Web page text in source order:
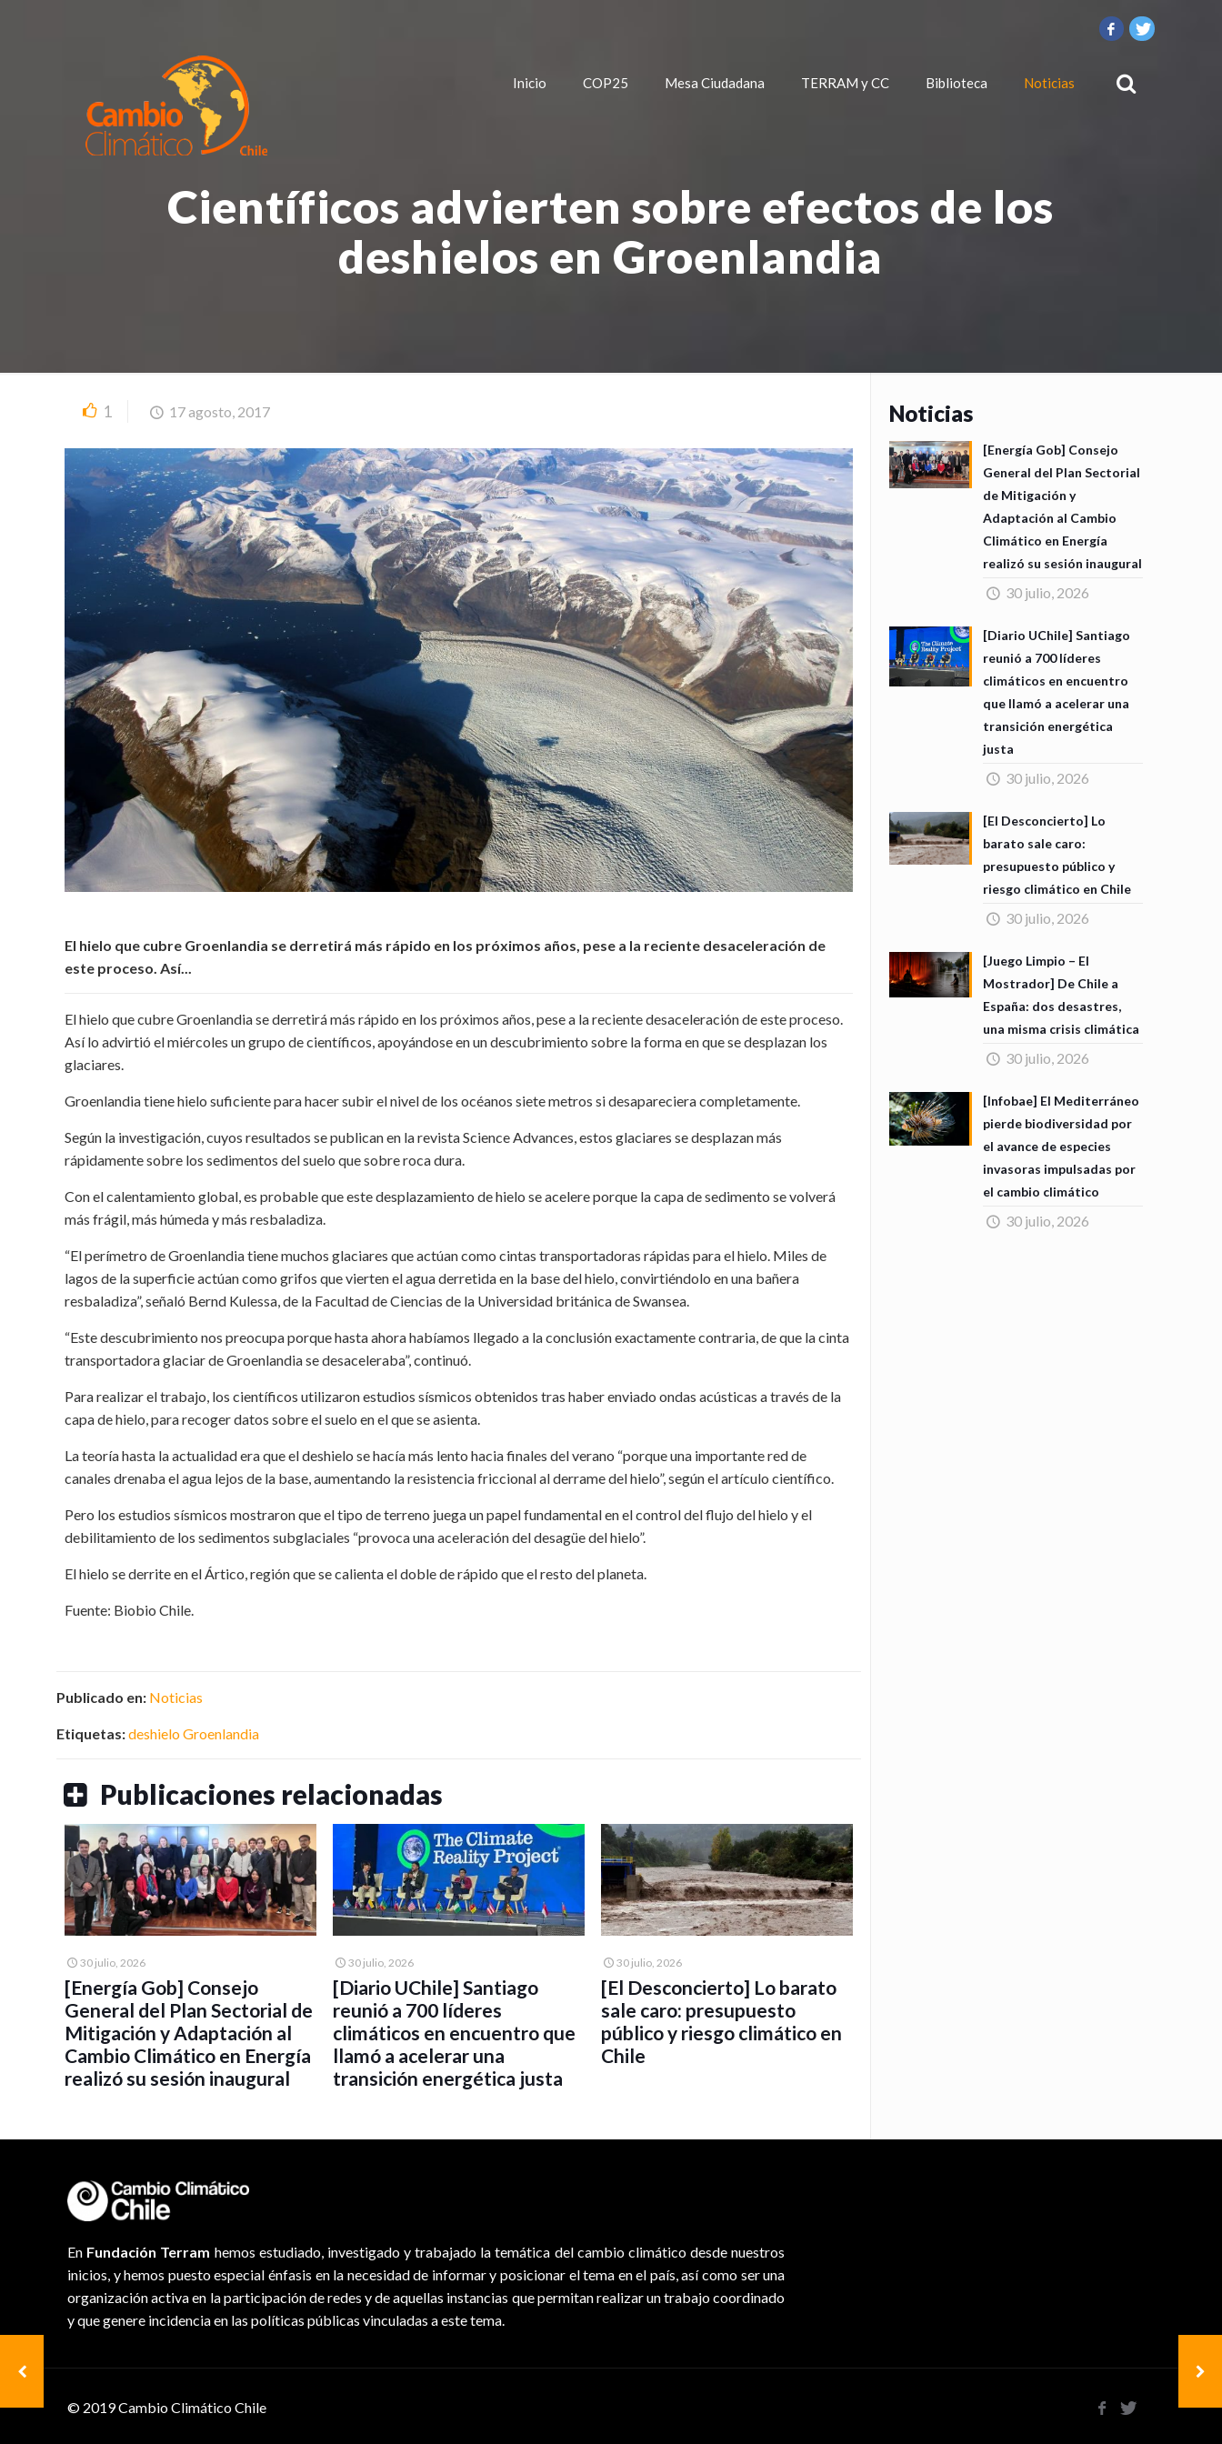
Inicio COP25 Mesa Ciudadana TERRAM y CC Biblioteca Noticias
Científicos advierten sobre efectos de los
deshielos en Groenlandia
1 17 agosto, 2017
El hielo que cubre Groenlandia se derretirá más rápido en los próximos años, pese a la reciente desaceleración de
este proceso. Así...
El hielo que cubre Groenlandia se derretirá más rápido en los próximos años, pese a la reciente desaceleración de este proceso.
Así lo advirtió el miércoles un grupo de científicos, apoyándose en un descubrimiento sobre la forma en que se desplazan los
glaciares.
Groenlandia tiene hielo suficiente para hacer subir el nivel de los océanos siete metros si desapareciera completamente.
Según la investigación, cuyos resultados se publican en la revista Science Advances, estos glaciares se desplazan más
rápidamente sobre los sedimentos del suelo que sobre roca dura.
Con el calentamiento global, es probable que este desplazamiento de hielo se acelere porque la capa de sedimento se volverá
más frágil, más húmeda y más resbaladiza.
“El perímetro de Groenlandia tiene muchos glaciares que actúan como cintas transportadoras rápidas para el hielo. Miles de
lagos de la superficie actúan como grifos que vierten el agua derretida en la base del hielo, convirtiéndolo en una bañera
resbaladiza”, señaló Bernd Kulessa, de la Facultad de Ciencias de la Universidad británica de Swansea.
“Este descubrimiento nos preocupa porque hasta ahora habíamos llegado a la conclusión exactamente contraria, de que la cinta
transportadora glaciar de Groenlandia se desaceleraba”, continuó.
Para realizar el trabajo, los científicos utilizaron estudios sísmicos obtenidos tras haber enviado ondas acústicas a través de la
capa de hielo, para recoger datos sobre el suelo en el que se asienta.
La teoría hasta la actualidad era que el deshielo se hacía más lento hacia finales del verano “porque una importante red de
canales drenaba el agua lejos de la base, aumentando la resistencia friccional al derrame del hielo”, según el artículo científico.
Pero los estudios sísmicos mostraron que el tipo de terreno juega un papel fundamental en el control del flujo del hielo y el
debilitamiento de los sedimentos subglaciales “provoca una aceleración del desagüe del hielo”.
El hielo se derrite en el Ártico, región que se calienta el doble de rápido que el resto del planeta.
Fuente: Biobio Chile.
Publicado en: Noticias
Etiquetas:deshieloGroenlandia
Publicaciones relacionadas
30 julio, 2026
[Energía Gob] Consejo
General del Plan Sectorial de
Mitigación y Adaptación al
Cambio Climático en Energía
realizó su sesión inaugural
30 julio, 2026
[Diario UChile] Santiago
reunió a 700 líderes
climáticos en encuentro que
llamó a acelerar una
transición energética justa
30 julio, 2026
[El Desconcierto] Lo barato
sale caro: presupuesto
público y riesgo climático en
Chile
Noticias
[Energía Gob] Consejo
General del Plan Sectorial
de Mitigación y
Adaptación al Cambio
Climático en Energía
realizó su sesión inaugural
30 julio, 2026
[Diario UChile] Santiago
reunió a 700 líderes
climáticos en encuentro
que llamó a acelerar una
transición energética
justa
30 julio, 2026
[El Desconcierto] Lo
barato sale caro:
presupuesto público y
riesgo climático en Chile
30 julio, 2026
[Juego Limpio – El
Mostrador] De Chile a
España: dos desastres,
una misma crisis climática
30 julio, 2026
[Infobae] El Mediterráneo
pierde biodiversidad por
el avance de especies
invasoras impulsadas por
el cambio climático
30 julio, 2026
En Fundación Terram hemos estudiado, investigado y trabajado la temática del cambio climático desde nuestros
inicios, y hemos puesto especial énfasis en la necesidad de informar y posicionar el tema en el país, así como ser una
organización activa en la participación de redes y de aquellas instancias que permitan realizar un trabajo coordinado
y que genere incidencia en las políticas públicas vinculadas a este tema.
© 2019 Cambio Climático Chile